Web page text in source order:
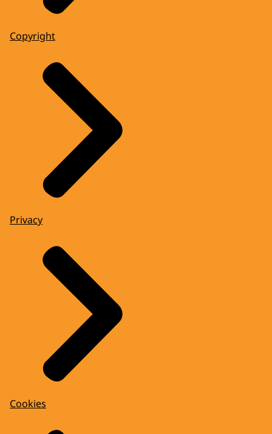
Copyright
Privacy
Cookies